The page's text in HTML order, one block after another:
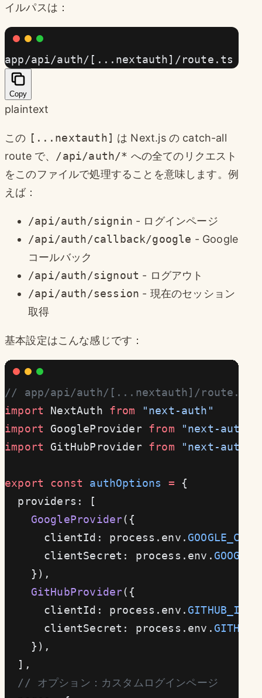
イルパスは：
app/api/auth/[...nextauth]/route.ts
Copy
plaintext
この [...nextauth] は Next.js の catch-all
route で、 /api/auth/* への全てのリクエスト
をこのファイルで処理することを意味します。例
えば：
/api/auth/signin - ログインページ
/api/auth/callback/google - Google
コールバック
/api/auth/signout - ログアウト
/api/auth/session - 現在のセッション
取得
基本設定はこんな感じです：
// app/api/auth/[...nextauth]/route.ts
import NextAuth from "next-auth"
import GoogleProvider from "next-auth/
import GitHubProvider from "next-auth/
export const authOptions = {
  providers: [
    GoogleProvider
({
      clientId: process.env.
      clientSecret: process.env.
    }),
    GitHubProvider
({
      clientId: process.env.
GITHUB_ID
      clientSecret: process.env.
    }),
  ],
  // オプション：カスタムログインページ